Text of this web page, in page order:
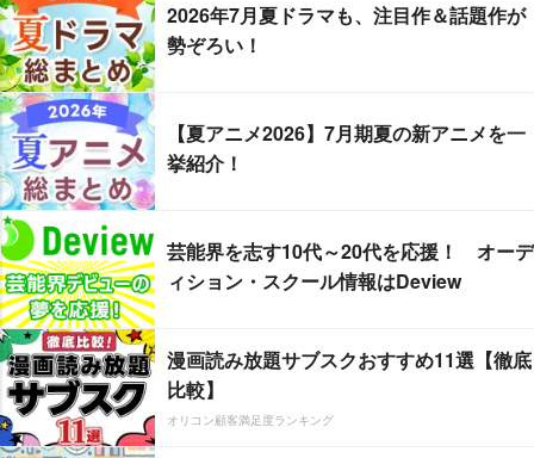
2026年7月夏ドラマも、注目作＆話題作が
勢ぞろい！
【夏アニメ2026】7月期夏の新アニメを一
挙紹介！
芸能界を志す10代～20代を応援！ オーデ
ィション・スクール情報はDeview
漫画読み放題サブスクおすすめ11選【徹底
比較】
オリコン顧客満足度ランキング